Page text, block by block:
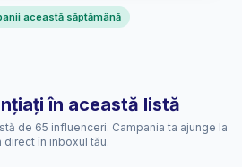
această săptămână
în această listă
de 65 influenceri. Campania ta ajunge la
direct în inboxul tău.